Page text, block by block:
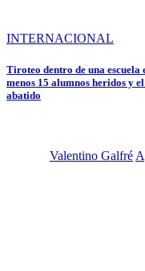
INTERNACIONAL
Tiroteo dentro de una escuela
menos 15 alumnos heridos y
abatido
Valentino Galfré